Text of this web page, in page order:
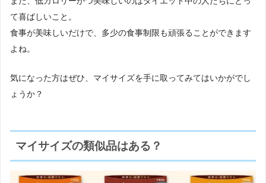
て喜ばしいこと。
食事が美味しいだけで、多少の食事制限も頑張ることができます
よね。
気になった方はぜひ、マイサイズを手に取ってみてはいかがでし
ょうか？
マイサイズの類似品はある？